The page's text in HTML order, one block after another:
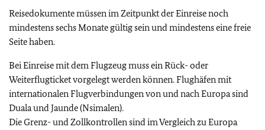
Reisedokumente müssen im Zeitpunkt der Einreise noch
mindestens sechs Monate gültig sein und mindestens eine freie
Seite haben.
Bei Einreise mit dem Flugzeug muss ein Rück- oder
Weiterflugticket vorgelegt werden können. Flughäfen mit
internationalen Flugverbindungen von und nach Europa sind
Duala und Jaunde (Nsimalen).
Die Grenz- und Zollkontrollen sind im Vergleich zu Europa